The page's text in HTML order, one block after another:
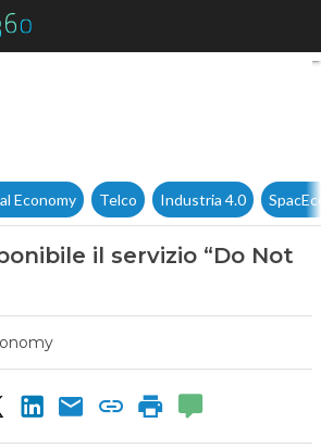
In estate disponibile il
Economy Telco Industria 4.0
il servizio “Do Not